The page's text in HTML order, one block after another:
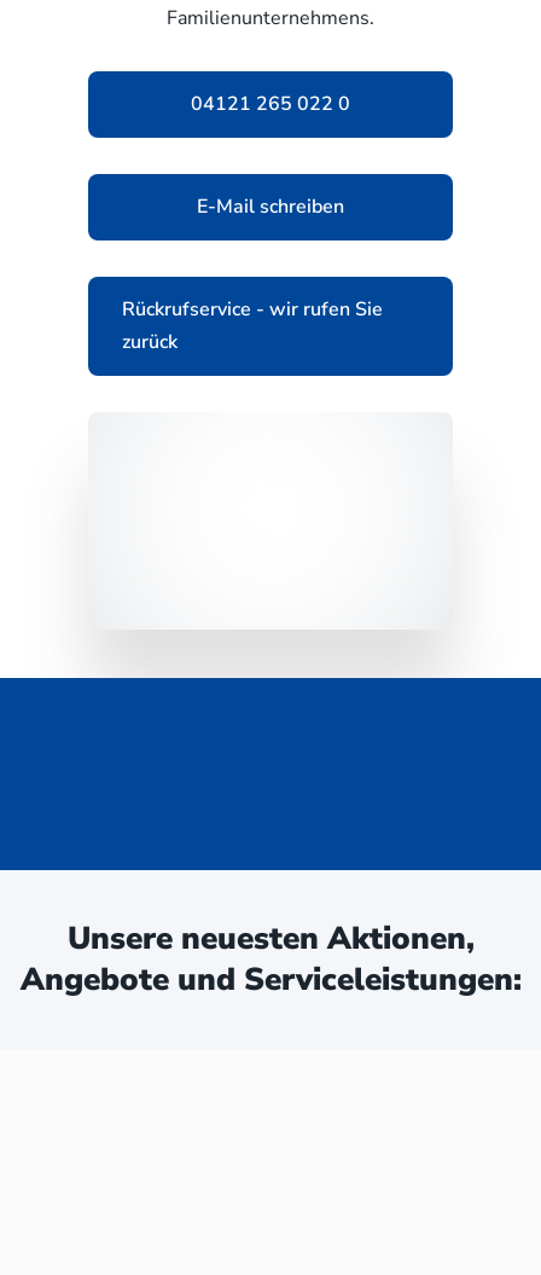
Familienunternehmens.
04121 265 022 0
E-Mail schreiben
Rückrufservice - wir rufen Sie
zurück
Unsere neuesten Aktionen,
Angebote und Serviceleistungen: